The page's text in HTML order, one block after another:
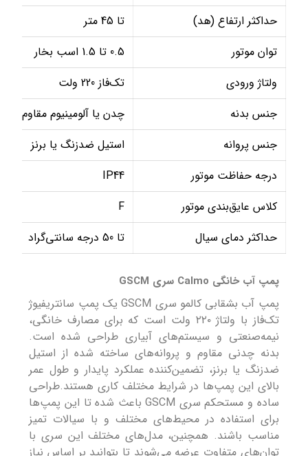
حداکثر ارتفاع (هد)
تا 45 متر
توان موتور
0.5 تا 1.5 اسب بخار
ولتاژ ورودی
تک‌فاز 220 ولت
جنس بدنه
چدن یا آلومینیوم مقاوم
جنس پروانه
استیل ضدزنگ یا برنز
درجه حفاظت موتور
IP44
کلاس عایق‌بندی موتور
F
حداکثر دمای سیال
تا 50 درجه سانتی‌گراد
پمپ آب خانگی Calmo سری GSCM
پمپ آب بشقابی کالمو سری GSCM یک پمپ سانتریفیوژ
تک‌فاز با ولتاژ ۲۲۰ ولت است که برای مصارف خانگی،
نیمه‌صنعتی و سیستم‌های آبیاری طراحی شده است.
بدنه چدنی مقاوم و پروانه‌های ساخته شده از استیل
ضدزنگ یا برنز، تضمین‌کننده عملکرد پایدار و طول عمر
بالای این پمپ‌ها در شرایط مختلف کاری هستند.طراحی
ساده و مستحکم سری GSCM باعث شده تا این پمپ‌ها
برای استفاده در محیط‌های مختلف و با سیالات تمیز
مناسب باشند. همچنین، مدل‌های مختلف این سری با
توان‌های متفاوت عرضه می‌شوند تا بتوانید بر اساس نیاز